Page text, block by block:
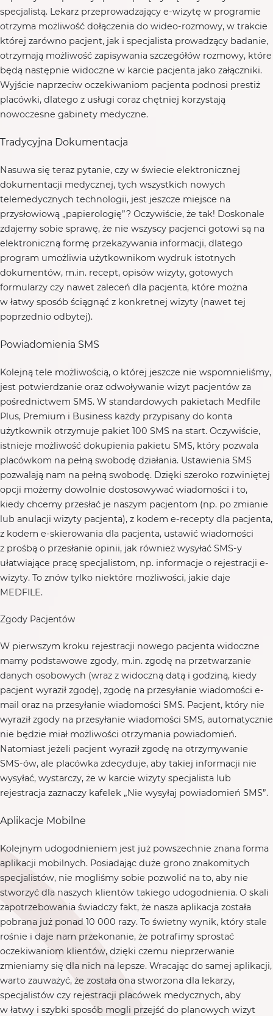
specjalistą. Lekarz przeprowadzający e-wizytę w programie
otrzyma możliwość dołączenia do wideo-rozmowy, w trakcie
której zarówno pacjent, jak i specjalista prowadzący badanie,
otrzymają możliwość zapisywania szczegółów rozmowy, które
będą następnie widoczne w karcie pacjenta jako załączniki.
Wyjście naprzeciw oczekiwaniom pacjenta podnosi prestiż
placówki, dlatego z usługi coraz chętniej korzystają
nowoczesne gabinety medyczne.
Tradycyjna Dokumentacja
Nasuwa się teraz pytanie, czy w świecie elektronicznej
dokumentacji medycznej, tych wszystkich nowych
telemedycznych technologii, jest jeszcze miejsce na
przysłowiową „papierologię”? Oczywiście, że tak! Doskonale
zdajemy sobie sprawę, że nie wszyscy pacjenci gotowi są na
elektroniczną formę przekazywania informacji, dlatego
program umożliwia użytkownikom wydruk istotnych
dokumentów, m.in. recept, opisów wizyty, gotowych
formularzy czy nawet zaleceń dla pacjenta, które można
w łatwy sposób ściągnąć z konkretnej wizyty (nawet tej
poprzednio odbytej).
Powiadomienia SMS
Kolejną tele możliwością, o której jeszcze nie wspomnieliśmy,
jest potwierdzanie oraz odwoływanie wizyt pacjentów za
pośrednictwem SMS. W standardowych pakietach Medfile
Plus, Premium i Business każdy przypisany do konta
użytkownik otrzymuje pakiet 100 SMS na start. Oczywiście,
istnieje możliwość dokupienia pakietu SMS, który pozwala
placówkom na pełną swobodę działania. Ustawienia SMS
pozwalają nam na pełną swobodę. Dzięki szeroko rozwiniętej
opcji możemy dowolnie dostosowywać wiadomości i to,
kiedy chcemy przesłać je naszym pacjentom (np. po zmianie
lub anulacji wizyty pacjenta), z kodem e-recepty dla pacjenta,
z kodem e-skierowania dla pacjenta, ustawić wiadomości
z prośbą o przesłanie opinii, jak również wysyłać SMS-y
ułatwiające pracę specjalistom, np. informacje o rejestracji e-
wizyty. To znów tylko niektóre możliwości, jakie daje
MEDFILE.
Zgody Pacjentów
W pierwszym kroku rejestracji nowego pacjenta widoczne
mamy podstawowe zgody, m.in. zgodę na przetwarzanie
danych osobowych (wraz z widoczną datą i godziną, kiedy
pacjent wyraził zgodę), zgodę na przesyłanie wiadomości e-
mail oraz na przesyłanie wiadomości SMS. Pacjent, który nie
wyraził zgody na przesyłanie wiadomości SMS, automatycznie
nie będzie miał możliwości otrzymania powiadomień.
Natomiast jeżeli pacjent wyraził zgodę na otrzymywanie
SMS-ów, ale placówka zdecyduje, aby takiej informacji nie
wysyłać, wystarczy, że w karcie wizyty specjalista lub
rejestracja zaznaczy kafelek „Nie wysyłaj powiadomień SMS”.
Aplikacje Mobilne
Kolejnym udogodnieniem jest już powszechnie znana forma
aplikacji mobilnych. Posiadając duże grono znakomitych
specjalistów, nie mogliśmy sobie pozwolić na to, aby nie
stworzyć dla naszych klientów takiego udogodnienia. O skali
zapotrzebowania świadczy fakt, że nasza aplikacja została
pobrana już ponad 10 000 razy. To świetny wynik, który stale
rośnie i daje nam przekonanie, że potrafimy sprostać
oczekiwaniom klientów, dzięki czemu nieprzerwanie
zmieniamy się dla nich na lepsze. Wracając do samej aplikacji,
warto zauważyć, że została ona stworzona dla lekarzy,
specjalistów czy rejestracji placówek medycznych, aby
w łatwy i szybki sposób mogli przejść do planowych wizyt